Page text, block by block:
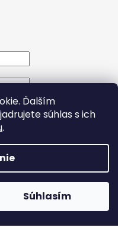
Ďalším
súhlas s ich
.
Súhlasím
. Všetky